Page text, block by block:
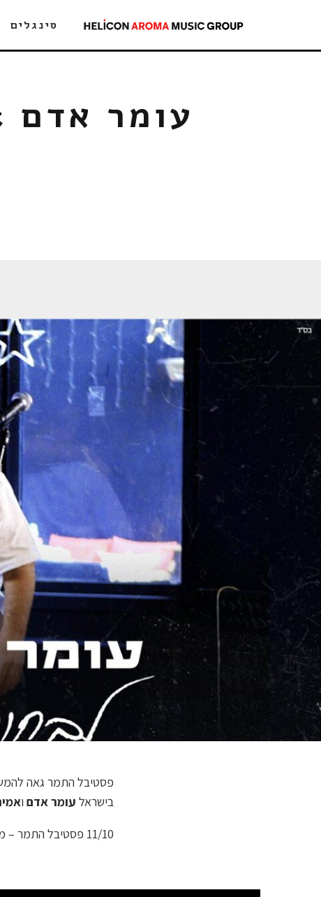
סינגלים
עומר אדם
פסטיבל התמר גאה
בישראל עומר אדם ו
11/10 פסטיבל התמר – מופעים של עומר אדם, אמיר דדון ומארינה מקסימילאן.